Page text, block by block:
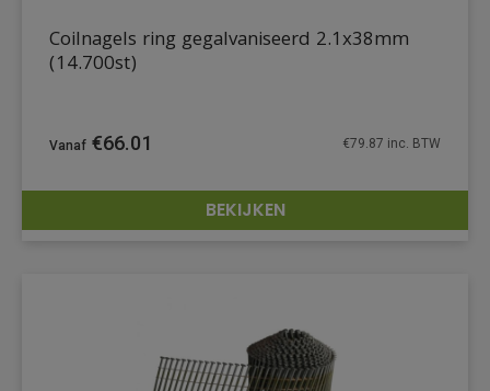
DETAILS
Coilnagels ring gegalvaniseerd 2.1x38mm
(14.700st)
€66.01 €79.87 inc. BTW
BEKIJKEN